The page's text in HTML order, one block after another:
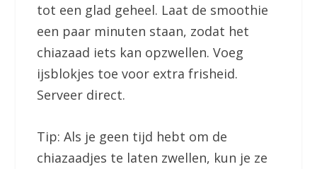
tot een glad geheel. Laat de smoothie
een paar minuten staan, zodat het
chiazaad iets kan opzwellen. Voeg
ijsblokjes toe voor extra frisheid.
Serveer direct.
Tip: Als je geen tijd hebt om de
chiazaadjes te laten zwellen, kun je ze